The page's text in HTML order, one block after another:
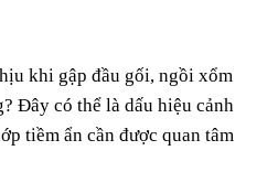
khi gập đầu gối, ngồi xổm
Đây có thể là dấu hiệu cảnh
tiềm ẩn cần được quan tâm